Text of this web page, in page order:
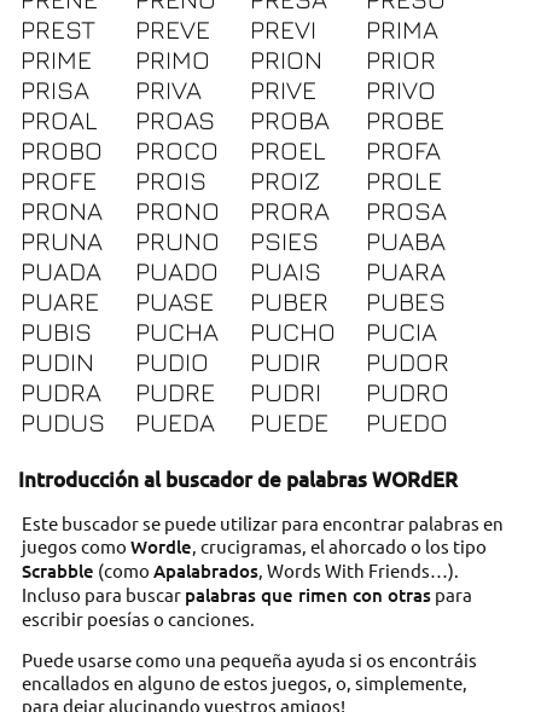
PREST
PREVE PREVI
PRIMA
PRIME
PRIMO PRION
PRIOR
PRISA
PRIVA PRIVE
PRIVO
PROAL
PROAS PROBA
PROBE
PROBO
PROCO PROEL
PROFA
PROFE
PROIS PROIZ
PROLE
PRONA
PRONO PRORA
PROSA
PRUNA
PRUNO PSIES
PUABA
PUADA
PUADO PUAIS
PUARA
PUARE
PUASE PUBER
PUBES
PUBIS
PUCHA PUCHO
PUCIA
PUDIN
PUDIO PUDIR
PUDOR
PUDRA
PUDRE PUDRI
PUDRO
PUDUS
PUEDA PUEDE PUEDO
Introducción al buscador de palabras WORdER
Este buscador se puede utilizar para encontrar palabras en
juegos como Wordle, crucigramas, el ahorcado o los tipo
Scrabble (como Apalabrados, Words With Friends…).
Incluso para buscar palabras que rimen con otraspara
escribir poesías o canciones.
Puede usarse como una pequeña ayuda si os encontráis
encallados en alguno de estos juegos, o, simplemente,
para dejar alucinando vuestros amigos!